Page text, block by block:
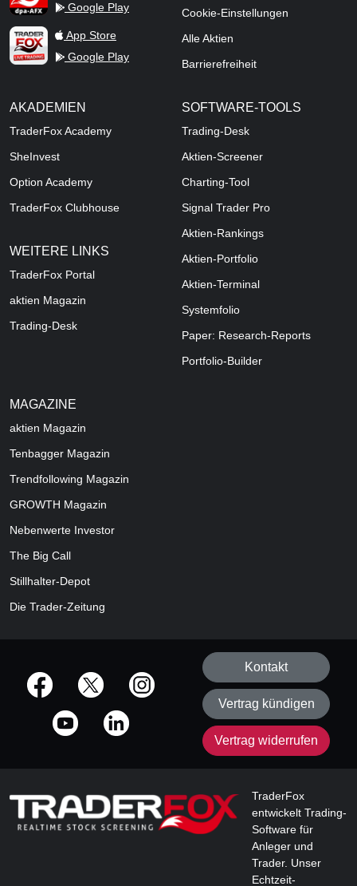
Google Play
TraderFox Live Trading
App Store
Google Play
Cookie-Einstellungen
Alle Aktien
Barrierefreiheit
AKADEMIEN
TraderFox Academy
SheInvest
Option Academy
TraderFox Clubhouse
WEITERE LINKS
TraderFox Portal
aktien Magazin
Trading-Desk
SOFTWARE-TOOLS
Trading-Desk
Aktien-Screener
Charting-Tool
Signal Trader Pro
Aktien-Rankings
Aktien-Portfolio
Aktien-Terminal
Systemfolio
Paper: Research-Reports
Portfolio-Builder
MAGAZINE
aktien Magazin
Tenbagger Magazin
Trendfollowing Magazin
GROWTH Magazin
Nebenwerte Investor
The Big Call
Stillhalter-Depot
Die Trader-Zeitung
offizielle Social Media-Accounts
Kontakt
Vertrag kündigen
Vertrag widerrufen
TraderFox
entwickelt Trading-
Software für
Anleger und
Trader. Unser
Echtzeit-